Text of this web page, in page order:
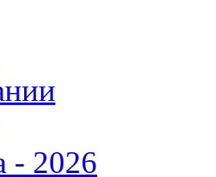
- 2026